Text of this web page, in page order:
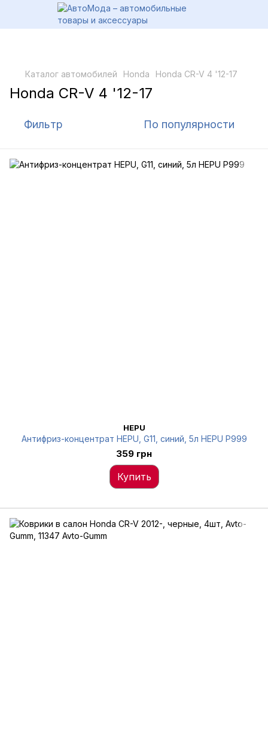
Каталог автомобилей Honda Honda CR-V 4 '12-17
Honda CR-V 4 '12-17
Фильтр По популярности
HEPU
Антифриз-концентрат HEPU, G11, синий, 5л HEPU P999
359 грн
Купить